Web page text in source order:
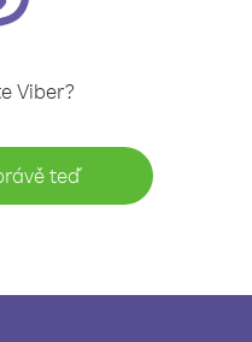
Viber?
teď